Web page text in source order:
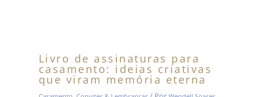
Livro de assinaturas para
casamento: ideias criativas
que viram memória eterna